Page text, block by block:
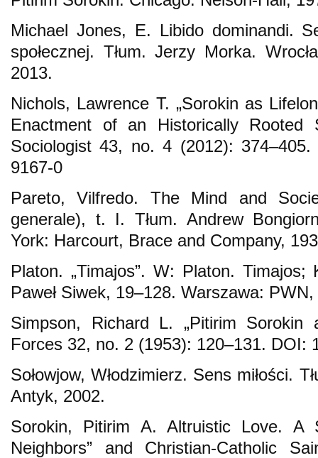
Michael Jones, E. Libido dominandi.
społecznej. Tłum. Jerzy Morka.
2013.
Nichols, Lawrence T. „Sorokin as
Enactment of an Historically Rooted
Sociologist 43, no. 4 (2012): 374–405.
9167-0
Pareto, Vilfredo. The Mind and
generale), t. I. Tłum. Andrew
York: Harcourt, Brace and Company,
Platon. „Timajos”. W: Platon. Timajos;
Paweł Siwek, 19–128. Warszawa:
Simpson, Richard L. „Pitirim Sorokin
Forces 32, no. 2 (1953): 120–131. DOI:
Sołowjow, Włodzimierz. Sens miłości.
Antyk, 2002.
Sorokin, Pitirim A. Altruistic Love. A
Neighbors” and Christian-Catholic